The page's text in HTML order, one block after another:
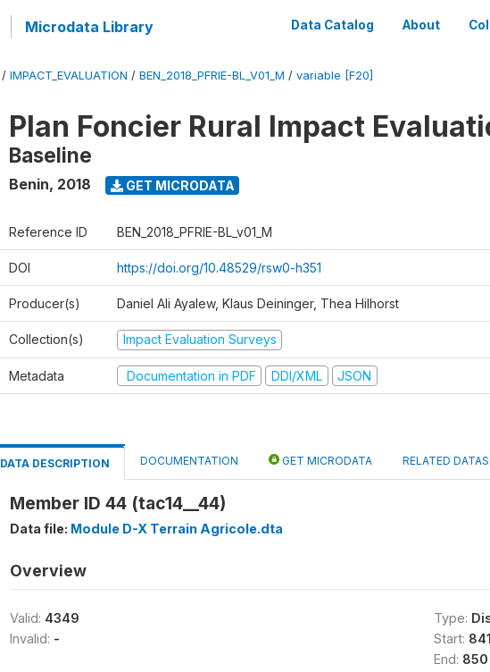
Microdata Library Data Catalog About
/ IMPACT_EVALUATION / BEN_2018_PFRIE-BL_V01_M / variable [F20]
Plan Foncier Rural Impact
Baseline
Benin, 2018 GET MICRODATA
Reference ID BEN_2018_PFRIE-BL_v01_M
DOI https://doi.org/10.48529/rsw0-h351
Producer(s) Daniel Ali Ayalew, Klaus Deininger, Thea Hilhorst
Collection(s) Impact Evaluation Surveys
Metadata Documentation in PDF DDI/XML JSON
DATA DESCRIPTION DOCUMENTATION GET MICRODATA RELATED
Member ID 44 (tac14__44)
Data file: Module D-X Terrain Agricole.dta
Overview
Valid: 4349
Invalid: -
Type:
Start: 841
End: 850